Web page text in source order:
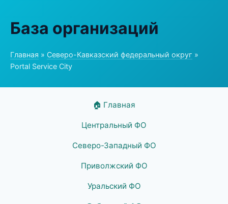
База организаций
Главная » Северо-Кавказский федеральный округ »
Portal Service City
🏠 Главная
Центральный ФО
Северо-Западный ФО
Приволжский ФО
Уральский ФО